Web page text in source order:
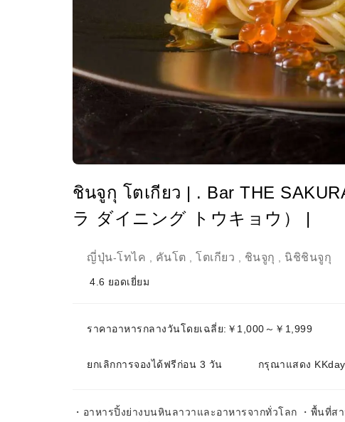
ชินจูกุ โตเกียว | . Bar THE
ラ ダイニング トウキョウ） |
ญี่ปุ่น-โทไค คันโต โตเกียว ชินจูกุ นิชิชินจูกุ
4.6 ยอดเยี่ยม
ราคาอาหารกลางวันโดยเฉลี่ย:￥1,000～￥1,999
ยกเลิกการจองได้ฟรีก่อน 3 วัน กรุณาแสดง
・อาหารปิ้งย่างบนหินลาวาและอาหารจากทั่วโลก ・พื้นที่